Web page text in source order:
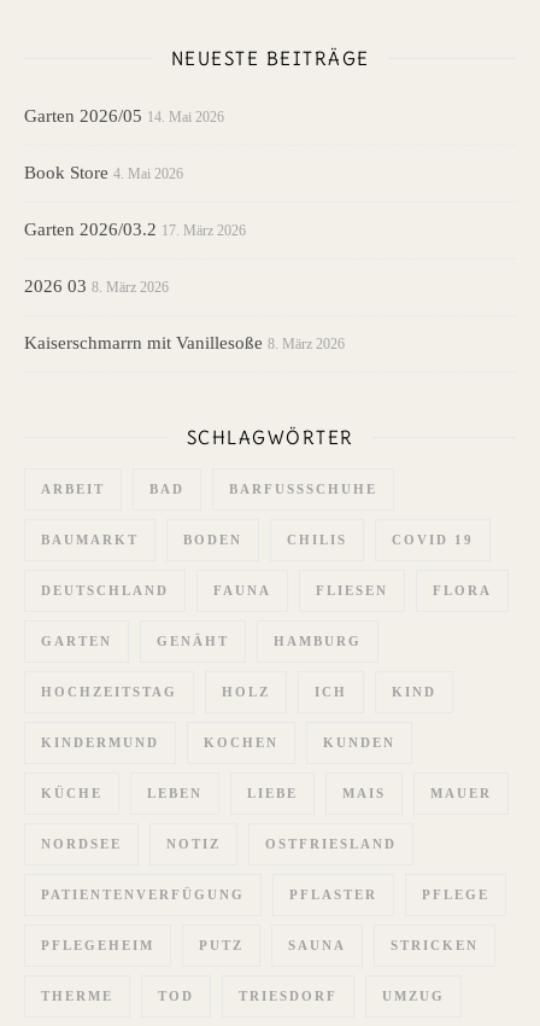
NEUESTE BEITRÄGE
Garten 2026/05 14. Mai 2026
Book Store 4. Mai 2026
Garten 2026/03.2 17. März 2026
2026 03 8. März 2026
Kaiserschmarrn mit Vanillesoße 8. März 2026
SCHLAGWÖRTER
ARBEIT BAD BARFUSSSCHUHE
BAUMARKT BODEN CHILIS COVID 19
DEUTSCHLAND FAUNA FLIESEN FLORA
GARTEN GENÄHT HAMBURG
HOCHZEITSTAG HOLZ ICH KIND
KINDERMUND KOCHEN KUNDEN
KÜCHE LEBEN LIEBE MAIS MAUER
NORDSEE NOTIZ OSTFRIESLAND
PATIENTENVERFÜGUNG PFLASTER PFLEGE
PFLEGEHEIM PUTZ SAUNA STRICKEN
THERME TOD TRIESDORF UMZUG